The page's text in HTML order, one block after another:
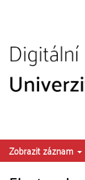
Zobrazit záznam